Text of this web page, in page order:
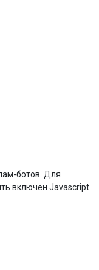
ботов. Для
включен Javascript.